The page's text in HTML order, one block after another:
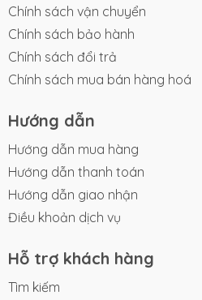
Chính sách vận chuyển
Chính sách bảo hành
Chính sách đổi trả
Chính sách mua bán hàng hoá
Hướng dẫn
Hướng dẫn mua hàng
Hướng dẫn thanh toán
Hướng dẫn giao nhận
Điều khoản dịch vụ
Hỗ trợ khách hàng
Tìm kiếm